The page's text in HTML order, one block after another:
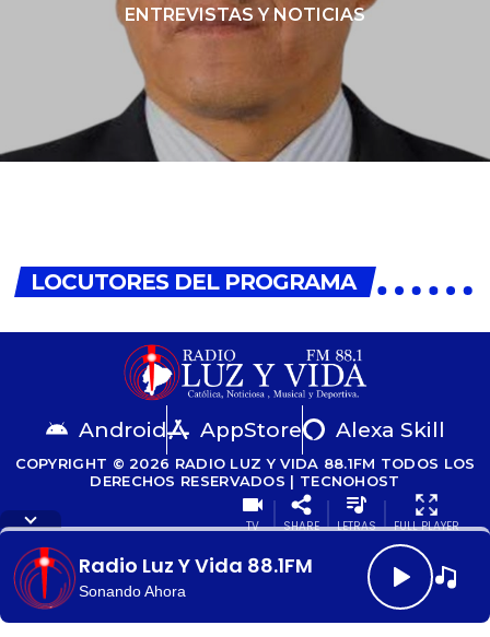
ENTREVISTAS Y NOTICIAS
LOCUTORES DEL PROGRAMA
Android AppStore Alexa Skill
COPYRIGHT © 2026 RADIO LUZ Y VIDA 88.1FM TODOS LOS
DERECHOS RESERVADOS | TECNOHOST
Radio Luz Y Vida 88.1FM
Sonando Ahora
TV SHARE LETRAS FULL PLAYER
Letra